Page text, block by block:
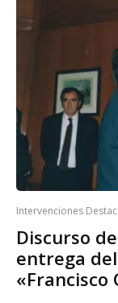
Intervenciones
Discurso de
entrega
«Francisco